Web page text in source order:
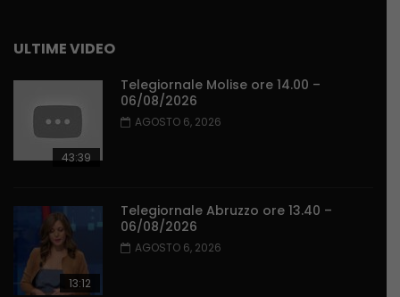
ULTIME VIDEO
43:39
Telegiornale Molise ore 14.00 –
06/08/2026
AGOSTO 6, 2026
13:12
Telegiornale Abruzzo ore 13.40 –
06/08/2026
AGOSTO 6, 2026